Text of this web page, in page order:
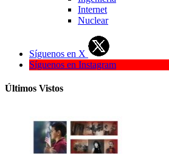
Internet
Nuclear
Síguenos en X
Síguenos en Instagram
Últimos Vistos